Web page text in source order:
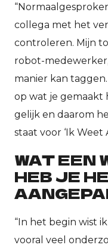
collega met het
controleren. Mijn
robot-
manier kan
op wat je gemaakt
gelijk en daarom
staat voor ‘Ik Weet
WAT EEN
HEB JE
“In het begin wist
vooral veel